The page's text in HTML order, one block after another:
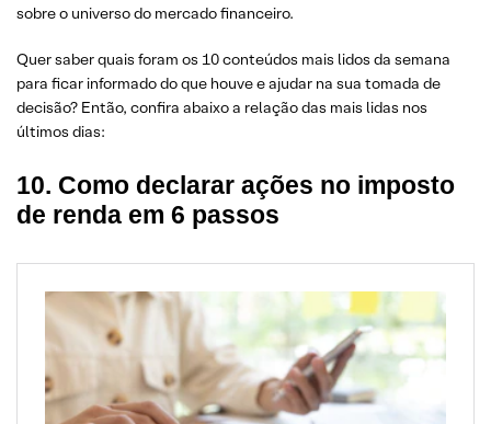
sobre o universo do mercado financeiro.
Quer saber quais foram os 10 conteúdos mais lidos da semana
para ficar informado do que houve e ajudar na sua tomada de
decisão? Então, confira abaixo a relação das mais lidas nos
últimos dias:
10. Como declarar ações no imposto
de renda em 6 passos